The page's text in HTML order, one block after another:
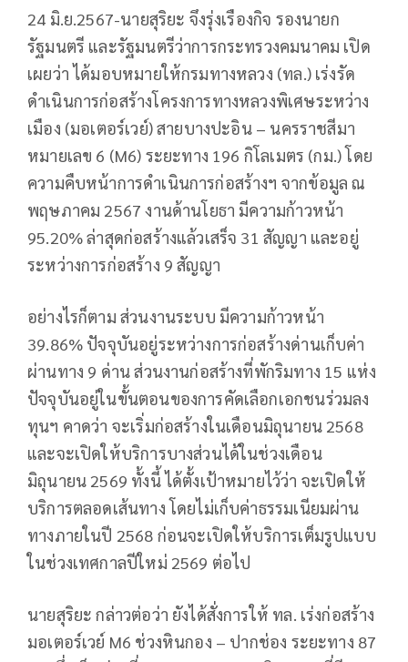
24 มิ.ย.2567-นายสุริยะ จึงรุ่งเรืองกิจ รองนายก
รัฐมนตรี และรัฐมนตรีว่าการกระทรวงคมนาคม เปิด
เผยว่า ได้มอบหมายให้กรมทางหลวง (ทล.) เร่งรัด
ดำเนินการก่อสร้างโครงการทางหลวงพิเศษระหว่าง
เมือง (มอเตอร์เวย์) สายบางปะอิน – นครราชสีมา
หมายเลข 6 (M6) ระยะทาง 196 กิโลเมตร (กม.) โดย
ความคืบหน้าการดำเนินการก่อสร้างฯ จากข้อมูล ณ
พฤษภาคม 2567 งานด้านโยธา มีความก้าวหน้า
95.20% ล่าสุดก่อสร้างแล้วเสร็จ 31 สัญญา และอยู่
ระหว่างการก่อสร้าง 9 สัญญา
อย่างไรก็ตาม ส่วนงานระบบ มีความก้าวหน้า
39.86% ปัจจุบันอยู่ระหว่างการก่อสร้างด่านเก็บค่า
ผ่านทาง 9 ด่าน ส่วนงานก่อสร้างที่พักริมทาง 15 แห่ง
ปัจจุบันอยู่ในขั้นตอนของการคัดเลือกเอกชนร่วมลง
ทุนฯ คาดว่า จะเริ่มก่อสร้างในเดือนมิถุนายน 2568
และจะเปิดให้บริการบางส่วนได้ในช่วงเดือน
มิถุนายน 2569 ทั้งนี้ ได้ตั้งเป้าหมายไว้ว่า จะเปิดให้
บริการตลอดเส้นทาง โดยไม่เก็บค่าธรรมเนียมผ่าน
ทางภายในปี 2568 ก่อนจะเปิดให้บริการเต็มรูปแบบ
ในช่วงเทศกาลปีใหม่ 2569 ต่อไป
นายสุริยะ กล่าวต่อว่า ยังได้สั่งการให้ ทล. เร่งก่อสร้าง
มอเตอร์เวย์ M6 ช่วงหินกอง – ปากช่อง ระยะทาง 87